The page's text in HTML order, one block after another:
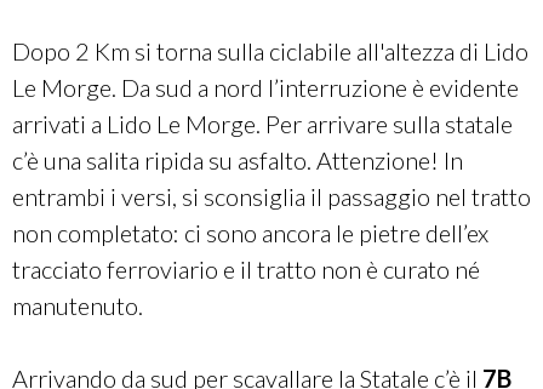
Dopo 2 Km si torna sulla ciclabile all'altezza di Lido
Le Morge. Da sud a nord l’interruzione è evidente
arrivati a Lido Le Morge. Per arrivare sulla statale
c’è una salita ripida su asfalto. Attenzione! In
entrambi i versi, si sconsiglia il passaggio nel tratto
non completato: ci sono ancora le pietre dell’ex
tracciato ferroviario e il tratto non è curato né
manutenuto.
Arrivando da sud per scavallare la Statale c’è il 7B